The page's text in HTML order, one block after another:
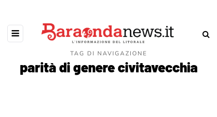
TAG DI NAVIGAZIONE
parità di genere civitavecchia